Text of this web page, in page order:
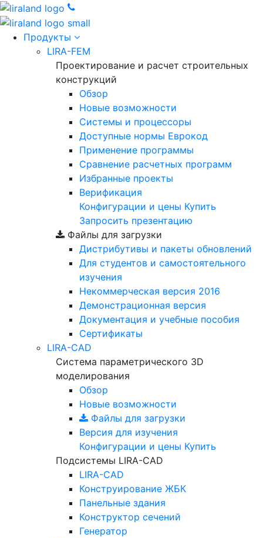
Продукты
LIRA-FEM
Проектирование и расчет строительных
конструкций
Обзор
Новые возможности
Cистемы и процессоры
Доступные нормы Еврокод
Применение программы
Сравнение расчетных программ
Избранные проекты
Верификация
Конфигурации и цены Купить
Запросить презентацию
Файлы для загрузки
Дистрибутивы и пакеты обновлений
Для студентов и самостоятельного
изучения
Некоммерческая версия 2016
Демонстрационная версия
Документация и учебные пособия
Сертификаты
LIRA-CAD
Система параметрического 3D
моделирования
Обзор
Новые возможности
Файлы для загрузки
Версия для изучения
Конфигурации и цены Купить
Подсистемы LIRA-CAD
LIRA-CAD
Конструирование ЖБК
Панельные здания
Конструктор сечений
Генератор